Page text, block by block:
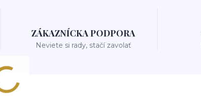
ZÁKAZNÍCKA PODPORA
Neviete si rady, stačí zavolať